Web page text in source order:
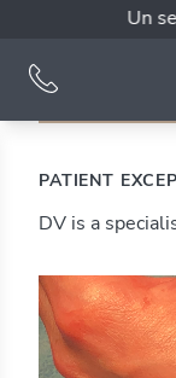
Un
PATIENT
DV is a